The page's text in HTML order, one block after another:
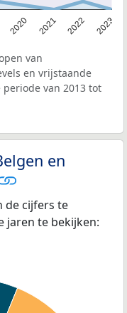
2020 2021 2022 2023
van
en vrijstaande
van 2013 tot
en
de cijfers te
jaren te bekijken: